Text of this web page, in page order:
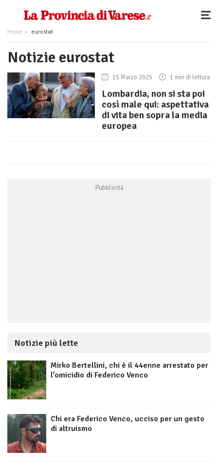
Home eurostat
Notizie eurostat
15 Marzo 2025 1 min di lettura
Lombardia, non si sta poi
così male qui: aspettativa
di vita ben sopra la media
europea
Notizie più lette
Mirko Bertellini, chi è il 44enne arrestato per
l’omicidio di Federico Venco
Chi era Federico Venco, ucciso per un gesto
di altruismo